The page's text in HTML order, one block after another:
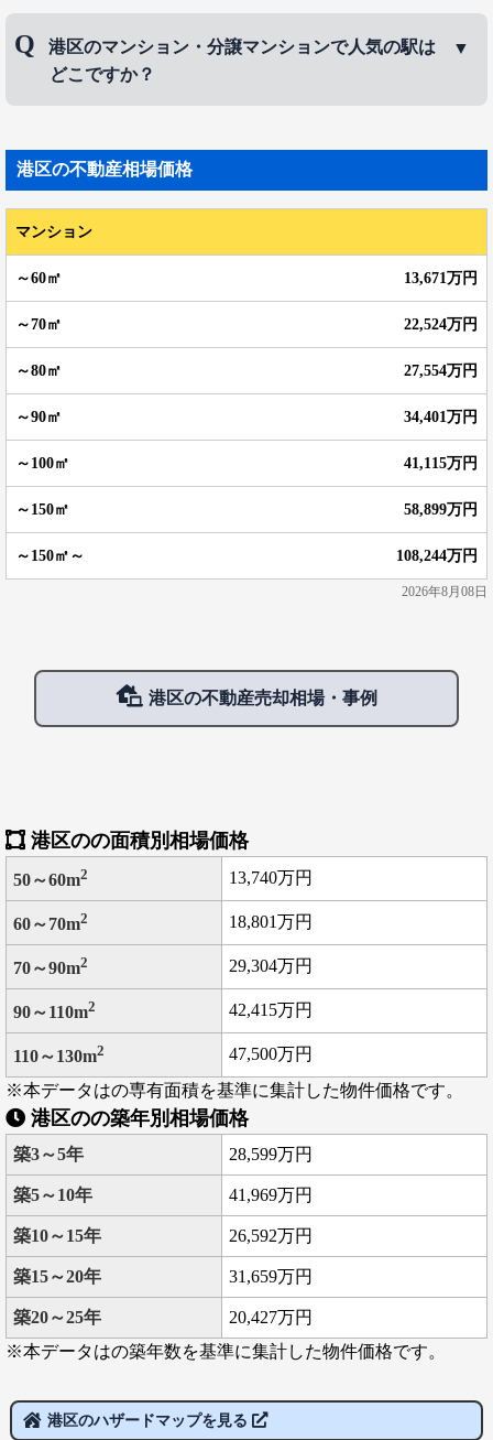
は、白金台、白金 、高輪などです。
港区のマンション・分譲マンションで人気の駅は
どこですか？
青山一丁目駅、表参道駅
港区の不動産相場価格
マンション
13,671万円
22,524万円
27,554万円
34,401万円
41,115万円
58,899万円
108,244万円
2026年8月08日
港区の不動産売却相場・事例
港区のの面積別相場価格
50～60m2 13,740万円
60～70m2 18,801万円
70～90m2 29,304万円
90～110m2 42,415万円
110～130m2
47,500万円
※本データはの専有面積を基準に集計した物件価格です。
港区のの築年別相場価格
築3～5年 28,599万円
築5～10年 41,969万円
築10～15年 26,592万円
築15～20年 31,659万円
築20～25年
20,427万円
※本データはの築年数を基準に集計した物件価格です。
港区のハザードマップを見る